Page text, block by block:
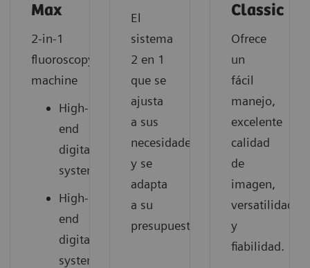
Max
2-in-1
fluoroscopy
machine
High-
end
digital
system
High-
end
digital
system
El
sistema
2 en 1
que se
ajusta
a sus
necesidades
y se
adapta
a su
presupuesto.
Classic
Ofrece
un
fácil
manejo,
excelente
calidad
de
imagen,
versatilidad
y
fiabilidad.